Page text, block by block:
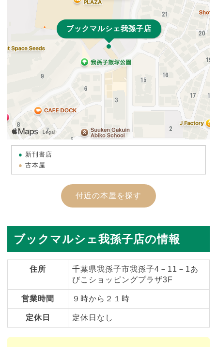
ブックマルシェ我孫子店
新刊書店
古本屋
付近の本屋を探す
ブックマルシェ我孫子店の情報
住所
千葉県我孫子市我孫子4－11－1あ
びこショッピングプラザ3F
営業時間 ９時から２１時
定休日 定休日なし